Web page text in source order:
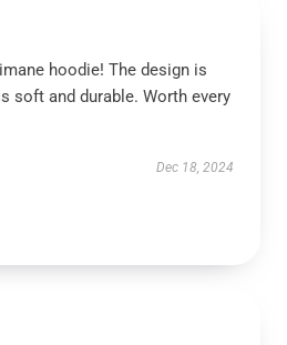
hoodie! The design is
soft and durable. Worth every
Dec 18, 2024